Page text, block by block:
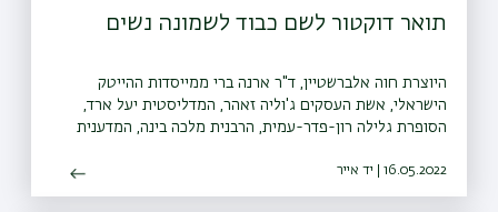
תואר דוקטור לשם כבוד לשמונה נשים
היוצרת חוה אלברשטיין, ד"ר ארנה ברי ממייסדות ההייטק
הישראלי, אשת העסקים ג'וליה זאהר, המדליסטית יעל ארד,
הסופרת גלילה רון-פדר-עמית, הרבנית מלכה בינה, המדענית
16.05.2022 | יד אייר